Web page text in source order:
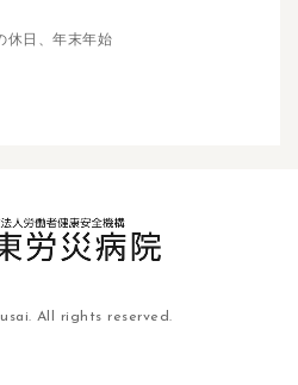
休日、年末年始
All rights reserved.